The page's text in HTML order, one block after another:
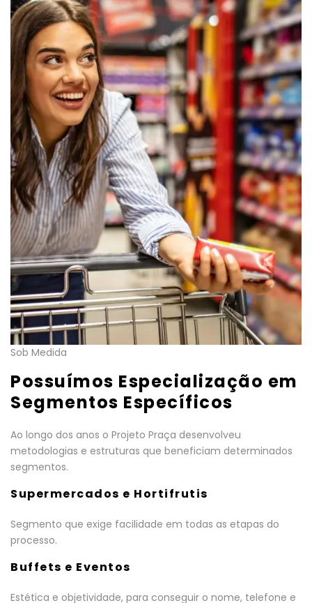
Sob Medida
Possuímos Especialização em
Segmentos Específicos
Ao longo dos anos o Projeto Praça desenvolveu
metodologias e estruturas que beneficiam determinados
segmentos.
Supermercados e Hortifrutis
Segmento que exige facilidade em todas as etapas do
processo.
Buffets e Eventos
Estética e objetividade, para conseguir o nome, telefone e